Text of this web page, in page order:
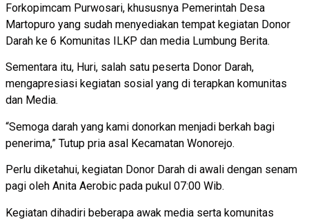
Forkopimcam Purwosari, khususnya Pemerintah Desa
Martopuro yang sudah menyediakan tempat kegiatan Donor
Darah ke 6 Komunitas ILKP dan media Lumbung Berita.
Sementara itu, Huri, salah satu peserta Donor Darah,
mengapresiasi kegiatan sosial yang di terapkan komunitas
dan Media.
“Semoga darah yang kami donorkan menjadi berkah bagi
penerima,” Tutup pria asal Kecamatan Wonorejo.
Perlu diketahui, kegiatan Donor Darah di awali dengan senam
pagi oleh Anita Aerobic pada pukul 07:00 Wib.
Kegiatan dihadiri beberapa awak media serta komunitas